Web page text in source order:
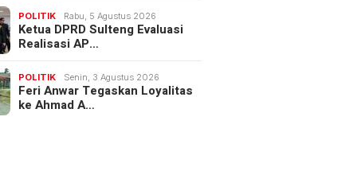
POLITIK Rabu, 5 Agustus 2026
Ketua DPRD Sulteng Evaluasi
Realisasi AP…
POLITIK Senin, 3 Agustus 2026
Feri Anwar Tegaskan Loyalitas
ke Ahmad A…